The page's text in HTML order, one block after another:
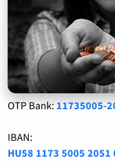
OTP Bank: 11735005-
IBAN:
HU58 1173 5005